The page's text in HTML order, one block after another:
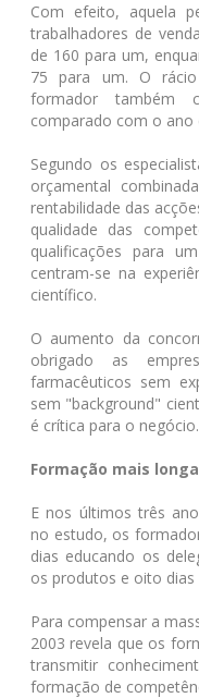
Com efeito, aquela
trabalhadores de
de 160 para um,
75 para um. O
formador também
comparado com o ano
Segundo os
orçamental
rentabilidade das
qualidade das
qualificações para
centram-se na
científico.
O aumento da
obrigado as
farmacêuticos sem
sem "background"
é crítica para o negócio.
Formação mais longa
E nos últimos três
no estudo, os
dias educando os
os produtos e oito dias
Para compensar a
2003 revela que os
transmitir
formação de